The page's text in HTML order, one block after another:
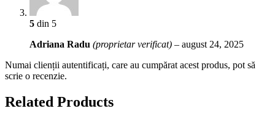
5 din 5
Adriana Radu (proprietar verificat) – august 24, 2025
Numai clienții autentificați, care au cumpărat acest produs, pot să
scrie o recenzie.
Related Products